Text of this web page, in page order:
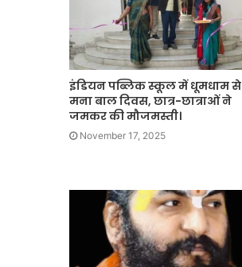
इंडियन पब्लिक स्कूल में धूमधाम से
मना बाल दिवस, छात्र-छात्राओं ने
जमकर की मौजमस्ती।
November 17, 2025